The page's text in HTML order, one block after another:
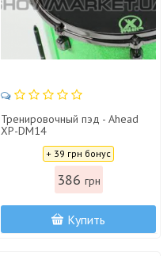
Тренировочный пэд - Ahead
XP-DM14
+ 39 грн бонус
386 грн
Купить